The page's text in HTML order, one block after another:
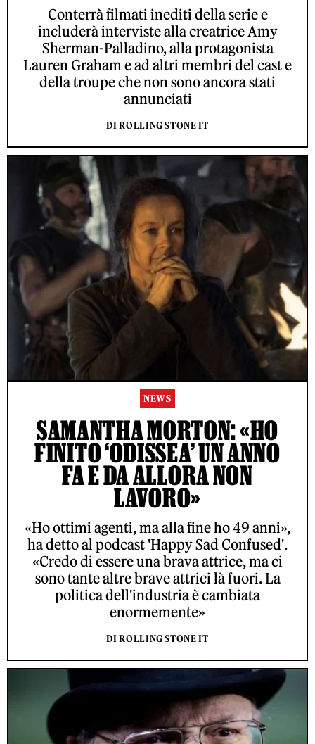
Conterrà filmati inediti della serie e
includerà interviste alla creatrice Amy
Sherman-Palladino, alla protagonista
Lauren Graham e ad altri membri del cast e
della troupe che non sono ancora stati
annunciati
DI ROLLING STONE IT
NEWS
SAMANTHA MORTON: «HO
FINITO ‘ODISSEA’ UN ANNO
FA E DA ALLORA NON
LAVORO»
«Ho ottimi agenti, ma alla fine ho 49 anni»,
ha detto al podcast 'Happy Sad Confused'.
«Credo di essere una brava attrice, ma ci
sono tante altre brave attrici là fuori. La
politica dell'industria è cambiata
enormemente»
DI ROLLING STONE IT